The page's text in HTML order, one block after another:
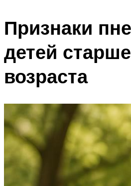
Признаки
детей
возраста